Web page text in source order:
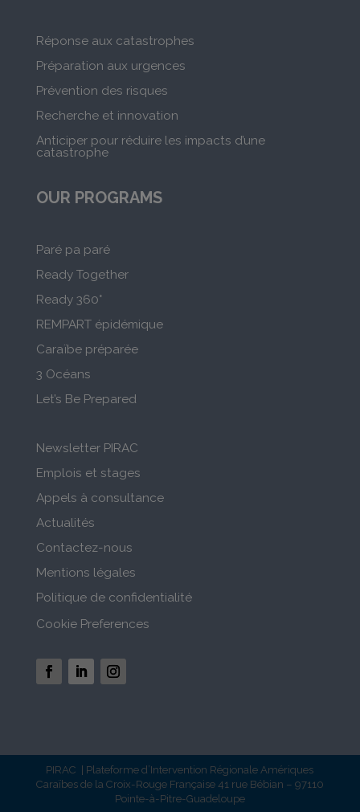
Réponse aux catastrophes
Préparation aux urgences
Prévention des risques
Recherche et innovation
Anticiper pour réduire les impacts d’une
catastrophe
OUR PROGRAMS
Paré pa paré
Ready Together
Ready 360°
REMPART épidémique
Caraïbe préparée
3 Océans
Let’s Be Prepared
Newsletter PIRAC
Emplois et stages
Appels à consultance
Actualités
Contactez-nous
Mentions légales
Politique de confidentialité
Cookie Preferences
PIRAC | Plateforme d’Intervention Régionale Amériques
Caraïbes de la Croix-Rouge Française 41 rue Bébian – 97110
Pointe-à-Pitre-Guadeloupe